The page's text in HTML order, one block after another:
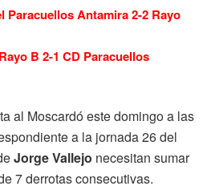
Paracuellos Antamira 2-2 Rayo
B 2-1 CD Paracuellos
al Moscardó este domingo a las
a la jornada 26 del
Jorge Vallejo necesitan sumar
7 derrotas consecutivas.